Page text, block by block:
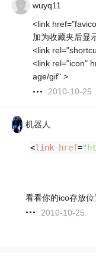
wuyq11
<link
加为收藏夹后显
<link
<link rel="icon"
age/gif" >
2010-10-25
机器人
<link href=
看看你的ico存放位
2010-10-25